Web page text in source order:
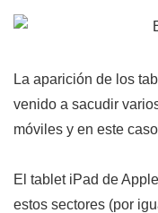
La aparición de los
venido a sacudir
móviles y en este
El tablet iPad de
estos sectores (por